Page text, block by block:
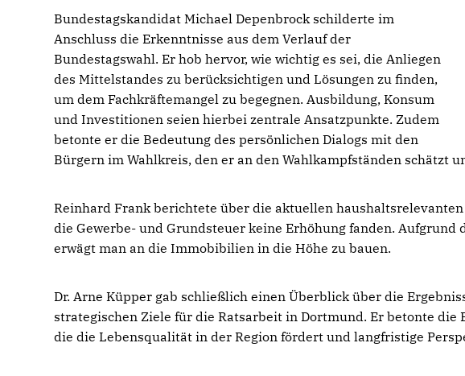
Bundestagskandidat Michael Depenbrock schilderte im
Anschluss die Erkenntnisse aus dem Verlauf der
Bundestagswahl. Er hob hervor, wie wichtig es sei, die Anliegen
des Mittelstandes zu berücksichtigen und Lösungen zu finden,
um dem Fachkräftemangel zu begegnen. Ausbildung, Konsum
und Investitionen seien hierbei zentrale Ansatzpunkte. Zudem
betonte er die Bedeutung des persönlichen Dialogs mit den
Bürgern im Wahlkreis, den er an den Wahlkampfständen schätzt
Reinhard Frank berichtete über die aktuellen
die Gewerbe- und Grundsteuer keine Erhöhung fanden.
erwägt man an die Immobibilien in die Höhe zu bauen.
Dr. Arne Küpper gab schließlich einen Überblick über die
strategischen Ziele für die Ratsarbeit in Dortmund. Er betonte
die die Lebensqualität in der Region fördert und langfristige